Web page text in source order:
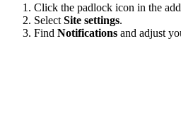
Click the padlock icon in the
Select Site settings.
Find Notifications and adjust